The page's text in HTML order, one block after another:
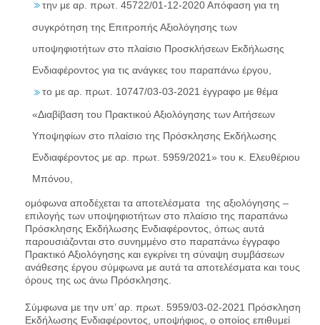
την με αρ. πρωτ. 45722/01-12-2020 Απόφαση για τη
συγκρότηση της Επιτροπής Αξιολόγησης των
υποψηφιοτήτων στο πλαίσιο Προσκλήσεων Εκδήλωσης
Ενδιαφέροντος για τις ανάγκες του παραπάνω έργου,
το με αρ. πρωτ. 10747/03-03-2021 έγγραφο με θέμα
«Διαβίβαση του Πρακτικού Αξιολόγησης των Αιτήσεων
Υποψηφίων στο πλαίσιο της Πρόσκλησης Εκδήλωσης
Ενδιαφέροντος με αρ. πρωτ. 5959/2021» του κ. Ελευθέριου
Μπόνου,
ομόφωνα αποδέχεται τα αποτελέσματα της αξιολόγησης –
επιλογής των υποψηφιοτήτων στο πλαίσιο της παραπάνω
Πρόσκλησης Εκδήλωσης Ενδιαφέροντος, όπως αυτά
παρουσιάζονται στο συνημμένο στο παραπάνω έγγραφο
Πρακτικό Αξιολόγησης και εγκρίνει τη σύναψη συμβάσεων
ανάθεσης έργου σύμφωνα με αυτά τα αποτελέσματα και τους
όρους της ως άνω Πρόσκλησης.
Σύμφωνα με την υπ’ αρ. πρωτ. 5959/03-02-2021 Πρόσκληση
Εκδήλωσης Ενδιαφέροντος, υποψήφιος, ο οποίος επιθυμεί